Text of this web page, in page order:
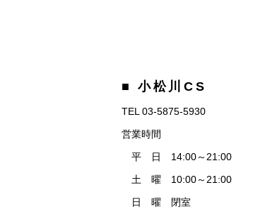
■ 小松川CS
TEL 03-5875-5930
営業時間
平 日 14:00～21:00
土 曜 10:00～21:00
日 曜 閉室